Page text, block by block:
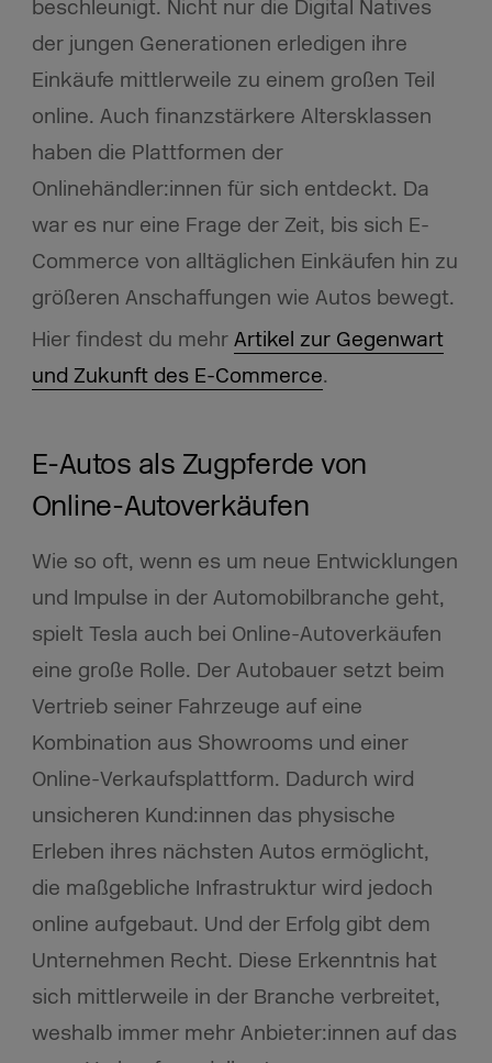
beschleunigt. Nicht nur die Digital Natives
der jungen Generationen erledigen ihre
Einkäufe mittlerweile zu einem großen Teil
online. Auch finanzstärkere Altersklassen
haben die Plattformen der
Onlinehändler:innen für sich entdeckt. Da
war es nur eine Frage der Zeit, bis sich E-
Commerce von alltäglichen Einkäufen hin zu
größeren Anschaffungen wie Autos bewegt.
Hier findest du mehr Artikel zur Gegenwart
und Zukunft des E-Commerce.
E-Autos als Zugpferde von
Online-Autoverkäufen
Wie so oft, wenn es um neue Entwicklungen
und Impulse in der Automobilbranche geht,
spielt Tesla auch bei Online-Autoverkäufen
eine große Rolle. Der Autobauer setzt beim
Vertrieb seiner Fahrzeuge auf eine
Kombination aus Showrooms und einer
Online-Verkaufsplattform. Dadurch wird
unsicheren Kund:innen das physische
Erleben ihres nächsten Autos ermöglicht,
die maßgebliche Infrastruktur wird jedoch
online aufgebaut. Und der Erfolg gibt dem
Unternehmen Recht. Diese Erkenntnis hat
sich mittlerweile in der Branche verbreitet,
weshalb immer mehr Anbieter:innen auf das